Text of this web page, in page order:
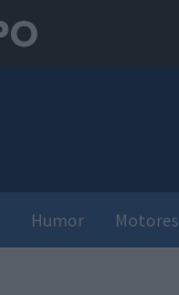
Humor Motores